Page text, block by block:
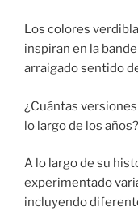
Los colores
inspiran en la
arraigado sentido
¿Cuántas
lo largo de los años?
A lo largo de su
experimentado
incluyendo